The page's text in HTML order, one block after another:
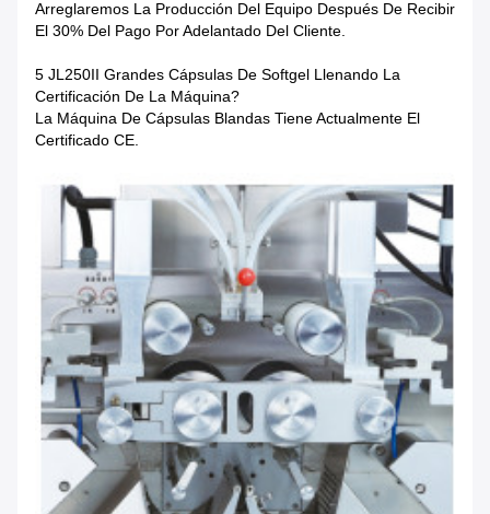
Arreglaremos La Producción Del Equipo Después De Recibir
El 30% Del Pago Por Adelantado Del Cliente.
5 JL250II Grandes Cápsulas De Softgel Llenando La
Certificación De La Máquina?
La Máquina De Cápsulas Blandas Tiene Actualmente El
Certificado CE.